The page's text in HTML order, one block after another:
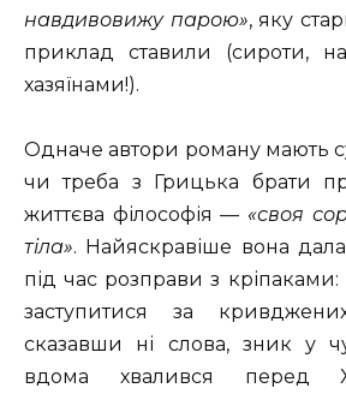
навдивовижу парою», яку
приклад ставили (сироти,
хазяїнами!).
Одначе автори роману мають
чи треба з Грицька брати
життєва філософія — «своя
тіла». Найяскравіше вона
під час розправи з
заступитися за
сказавши ні слова, зник у
вдома хвалився перед